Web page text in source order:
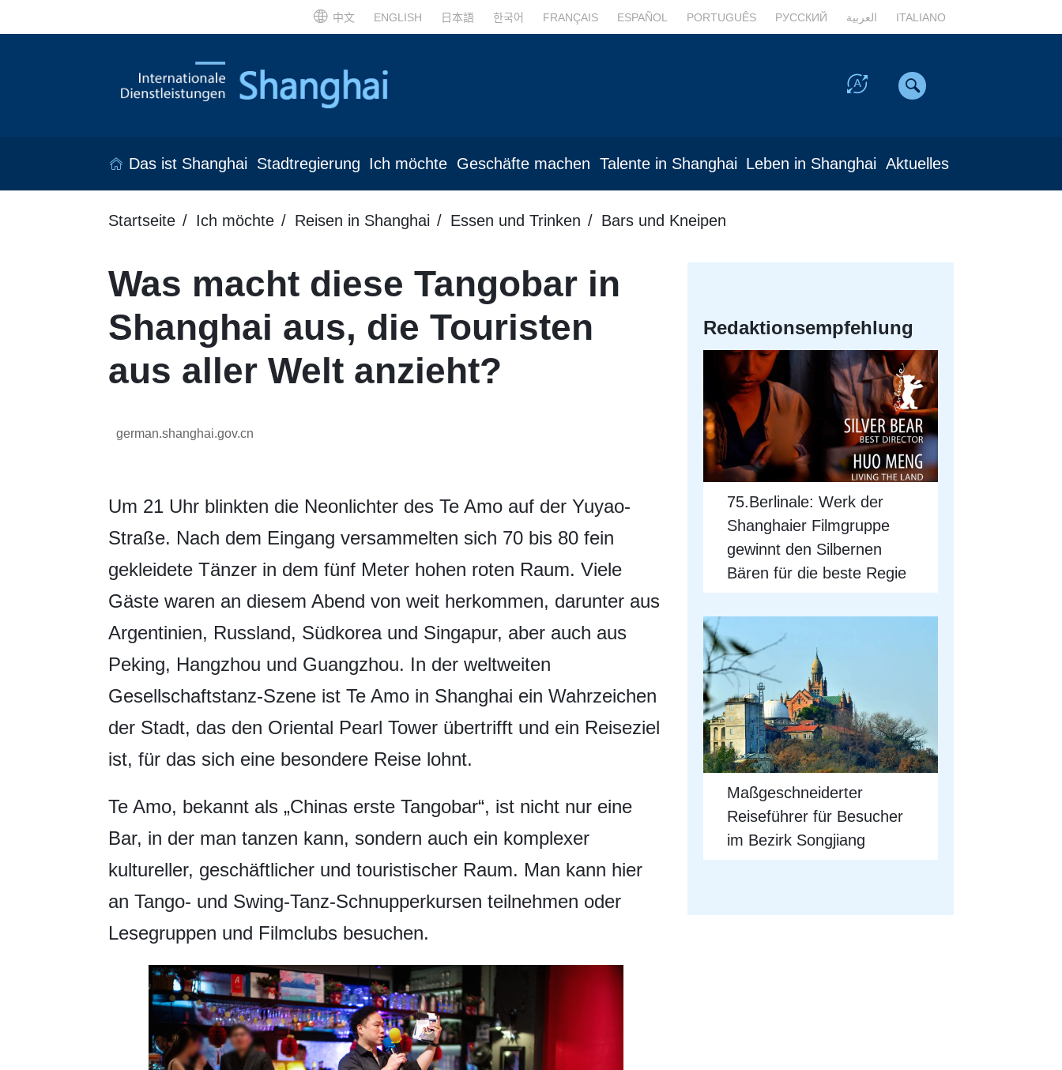
中文 ENGLISH 日本語 한국어 FRANÇAIS ESPAÑOL PORTUGUÊS РУССКИЙ العربية ITALIANO
Das ist Shanghai Stadtregierung Ich möchte Geschäfte machen Talente in Shanghai Leben in Shanghai Aktuelles
Startseite Ich möchte Reisen in Shanghai Essen und Trinken Bars und Kneipen
Was macht diese Tangobar in
Shanghai aus, die Touristen
aus aller Welt anzieht?
german.shanghai.gov.cn
Um 21 Uhr blinkten die Neonlichter des Te Amo auf der Yuyao-
Straße. Nach dem Eingang versammelten sich 70 bis 80 fein
gekleidete Tänzer in dem fünf Meter hohen roten Raum. Viele
Gäste waren an diesem Abend von weit herkommen, darunter aus
Argentinien, Russland, Südkorea und Singapur, aber auch aus
Peking, Hangzhou und Guangzhou. In der weltweiten
Gesellschaftstanz-Szene ist Te Amo in Shanghai ein Wahrzeichen
der Stadt, das den Oriental Pearl Tower übertrifft und ein Reiseziel
ist, für das sich eine besondere Reise lohnt.
Te Amo, bekannt als „Chinas erste Tangobar“, ist nicht nur eine
Bar, in der man tanzen kann, sondern auch ein komplexer
kultureller, geschäftlicher und touristischer Raum. Man kann hier
an Tango- und Swing-Tanz-Schnupperkursen teilnehmen oder
Lesegruppen und Filmclubs besuchen.
Redaktionsempfehlung
75.Berlinale: Werk der
Shanghaier Filmgruppe
gewinnt den Silbernen
Bären für die beste Regie
Maßgeschneiderter
Reiseführer für Besucher
im Bezirk Songjiang